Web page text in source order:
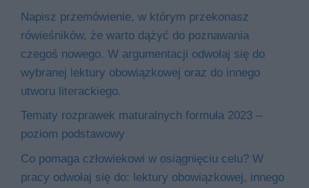
Napisz przemówienie, w którym przekonasz
rówieśników, że warto dążyć do poznawania
czegoś nowego. W argumentacji odwołaj się do
wybranej lektury obowiązkowej oraz do innego
utworu literackiego.
Tematy rozprawek maturalnych formuła 2023 –
poziom podstawowy
Co pomaga człowiekowi w osiągnięciu celu? W
pracy odwołaj się do: lektury obowiązkowej, innego